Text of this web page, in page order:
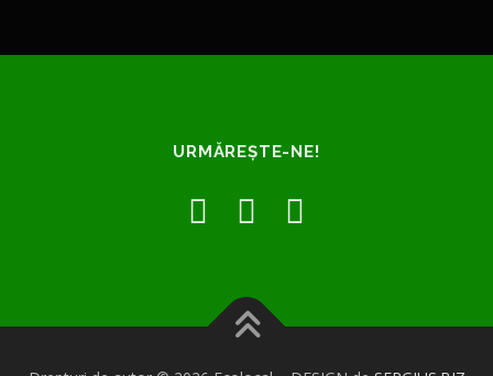
URMĂREȘTE-NE!